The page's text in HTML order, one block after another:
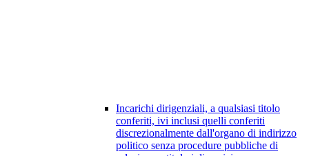
Incarichi dirigenziali, a qualsiasi titolo
conferiti, ivi inclusi quelli conferiti
discrezionalmente dall'organo di indirizzo
politico senza procedure pubbliche di